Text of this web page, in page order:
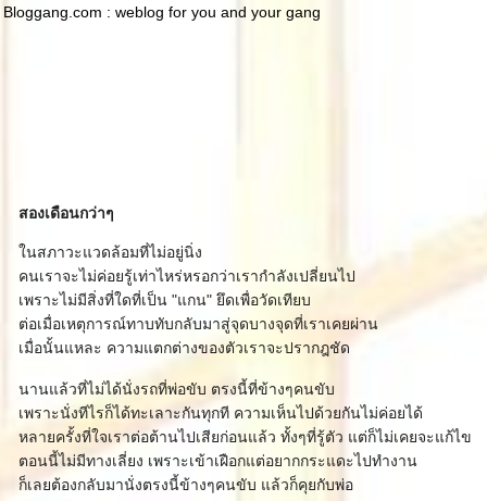
Bloggang.com : weblog for you and your gang
สองเดือนกว่าๆ
นสภาวะแวดล้อมที่ไม่อยู่นิ่ง
คนเราจะไม่ค่อยรู้เท่าไหร่หรอกว่าเรากำลังเปลี่ยนไป
เพราะไม่มีสิ่งที่ใดที่เป็น "แกน" ยึดเพื่อวัดเทียบ
ต่อเมื่อเหตุการณ์ทาบทับกลับมาสู่จุดบางจุดที่เราเคยผ่าน
เมื่อนั้นแหละ ความแตกต่างของตัวเราจะปรากฎชัด
นานแล้วที่ไม่ได้นั่งรถที่พ่อขับ ตรงนี้ที่ข้างๆคนขับ
เพราะนั่งทีไรก็ได้ทะเลาะกันทุกที ความเห็นไปด้วยกันไม่ค่อยได้
หลายครั้งที่ใจเราต่อต้านไปเสียก่อนแล้ว ทั้งๆที่รู้ตัว แต่ก็ไม่เคยจะแก้ไข
ตอนนี้ไม่มีทางเลี่ยง เพราะเข้าเฝือกแต่อยากกระแดะไปทำงาน
ก็เลยต้องกลับมานั่งตรงนี้ข้างๆคนขับ แล้วก็คุยกับพ่อ